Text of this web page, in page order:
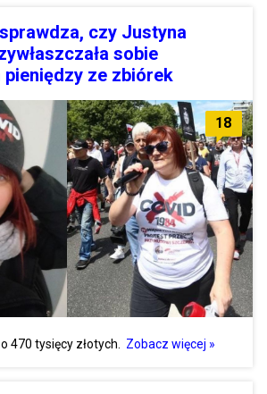
czy Justyna
sobie
ze zbiórek
18
470 tysięcy złotych. Zobacz więcej »